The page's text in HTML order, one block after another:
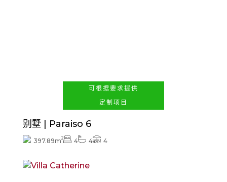
可根据要求提供
定制项目
别墅 | Paraiso 6
397.89m2 4 4 4